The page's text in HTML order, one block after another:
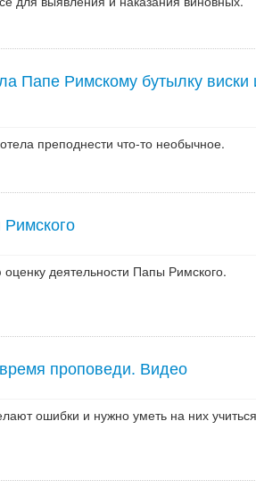
Папе Римскому бутылку виски
преподнести что-то необычное.
деятельности Папы Римского.
проповеди. Видео
ошибки и нужно уметь на них